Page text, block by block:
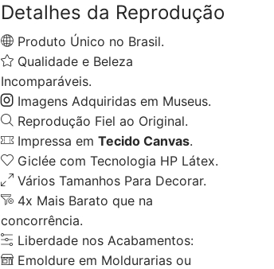
Detalhes da Reprodução
Produto Único no Brasil.
Qualidade e Beleza
Incomparáveis.
Imagens Adquiridas em Museus.
Reprodução Fiel ao Original.
Impressa em Tecido Canvas.
Giclée com Tecnologia HP Látex.
Vários Tamanhos Para Decorar.
4x Mais Barato que na
concorrência.
Liberdade nos Acabamentos:
Emoldure em Moldurarias ou